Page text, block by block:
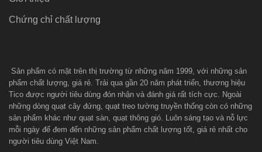
Chứng chỉ chất lượng
Sản phẩm có mặt trên thị trường từ những năm 1999, với những sản
phẩm chất lượng, giá rẻ. Trải qua gần 20 năm phát triển, thương hiệu
Tico được người tiêu dùng đón nhận và đánh giá rất tích cực. Ngoài
những dòng quạt cây đứng, quạt treo tường truyền thống còn có những
sản phẩm khác như quạt sàn, quạt thông gió. Luôn sáng tạo và nỗ lực
mỗi ngày để đem đến những sản phẩm chất lượng tốt, giá rẻ nhất cho
người tiêu dùng Việt Nam.